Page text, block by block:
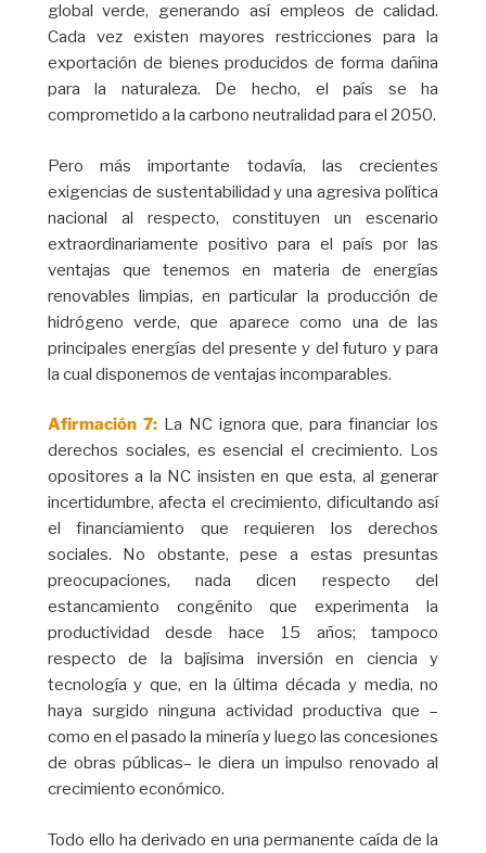
global verde, generando así empleos de calidad.
Cada vez existen mayores restricciones para la
exportación de bienes producidos de forma dañina
para la naturaleza. De hecho, el país se ha
comprometido a la carbono neutralidad para el 2050.
Pero más importante todavía, las crecientes
exigencias de sustentabilidad y una agresiva política
nacional al respecto, constituyen un escenario
extraordinariamente positivo para el país por las
ventajas que tenemos en materia de energías
renovables limpias, en particular la producción de
hidrógeno verde, que aparece como una de las
principales energías del presente y del futuro y para
la cual disponemos de ventajas incomparables.
Afirmación 7:La NC ignora que, para financiar los
derechos sociales, es esencial el crecimiento. Los
opositores a la NC insisten en que esta, al generar
incertidumbre, afecta el crecimiento, dificultando así
el financiamiento que requieren los derechos
sociales. No obstante, pese a estas presuntas
preocupaciones, nada dicen respecto del
estancamiento congénito que experimenta la
productividad desde hace 15 años; tampoco
respecto de la bajísima inversión en ciencia y
tecnología y que, en la última década y media, no
haya surgido ninguna actividad productiva que –
como en el pasado la minería y luego las concesiones
de obras públicas– le diera un impulso renovado al
crecimiento económico.
Todo ello ha derivado en una permanente caída de la